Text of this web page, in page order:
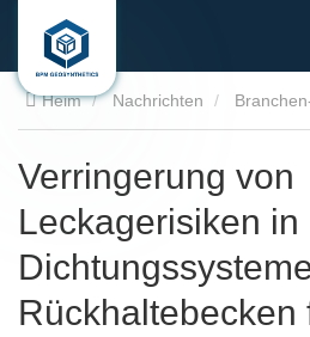
Heim Nachrichten
Rückhaltebecken für Tailings |
Verringerung von
Leckagerisiken in
Rückhaltebecken